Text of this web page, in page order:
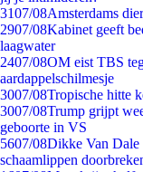
3107/08Amsterdams
2907/08Kabinet geeft
laagwater
2407/08OM eist TBS
aardappelschilmesje
3007/08Tropische hitte
3007/08Trump grijpt
geboorte in VS
5607/08Dikke Van Dale
schaamlippen